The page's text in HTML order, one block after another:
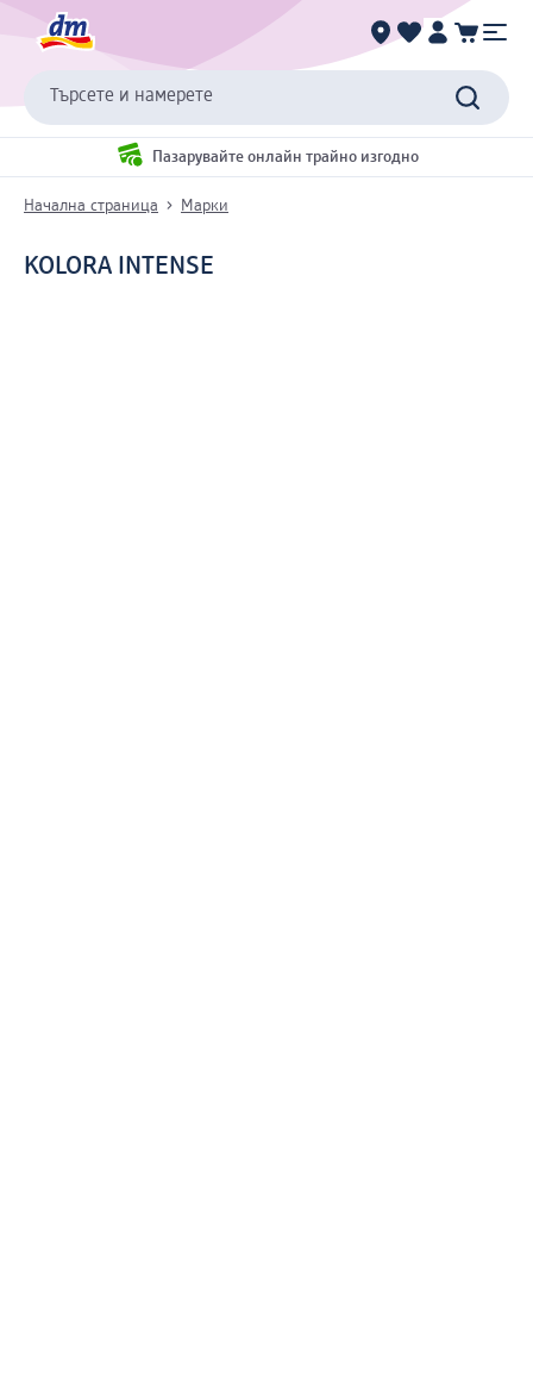
Търсете и намерете
Пазарувайте онлайн трайно изгодно
Начална страница Марки
KOLORA INTENSE